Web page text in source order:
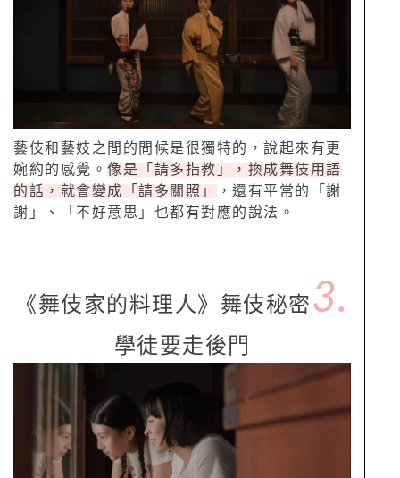
藝伎和藝妓之間的問候是很獨特的，說起來有更
婉約的感覺。 像是「請多指教」，換成舞伎用語
的話，就會變成「請多關照」
，還有平常的「謝
謝」、「不好意思」也都有對應的說法。
《舞伎家的料理人》舞伎秘密 3.
學徒要走後門